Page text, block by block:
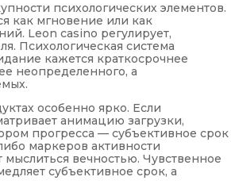
психологических элементов.
как мгновение или как
Leon casino регулирует,
Психологическая система
кажется краткосрочнее
неопределенного, а
особенно ярко. Если
анимацию загрузки,
прогресса — субъективное срок
маркеров активности
вечностью. Чувственное
субъективное срок, а